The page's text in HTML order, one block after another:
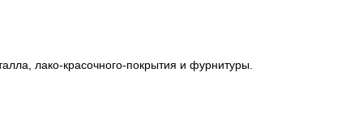
лако-красочного-покрытия и фурнитуры.